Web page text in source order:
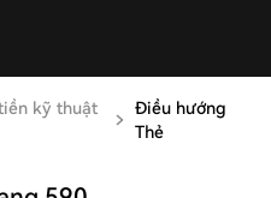
kỹ thuật
Điều hướng
Thẻ